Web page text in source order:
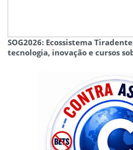
SOG2026: Ecossistema
tecnologia, inovação e cursos